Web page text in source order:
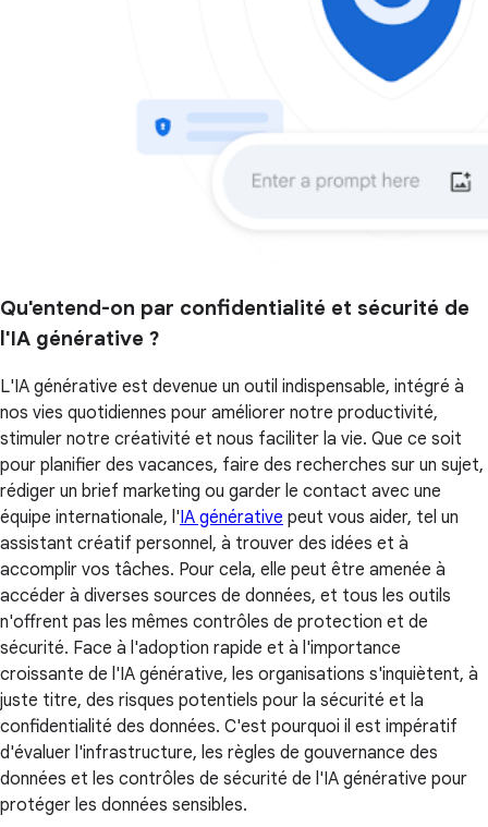
Qu'entend-on par confidentialité et sécurité de
l'IA générative ?
L'IA générative est devenue un outil indispensable, intégré à
nos vies quotidiennes pour améliorer notre productivité,
stimuler notre créativité et nous faciliter la vie. Que ce soit
pour planifier des vacances, faire des recherches sur un sujet,
rédiger un brief marketing ou garder le contact avec une
équipe internationale, l'IA générative peut vous aider, tel un
assistant créatif personnel, à trouver des idées et à
accomplir vos tâches. Pour cela, elle peut être amenée à
accéder à diverses sources de données, et tous les outils
n'offrent pas les mêmes contrôles de protection et de
sécurité. Face à l'adoption rapide et à l'importance
croissante de l'IA générative, les organisations s'inquiètent, à
juste titre, des risques potentiels pour la sécurité et la
confidentialité des données. C'est pourquoi il est impératif
d'évaluer l'infrastructure, les règles de gouvernance des
données et les contrôles de sécurité de l'IA générative pour
protéger les données sensibles.